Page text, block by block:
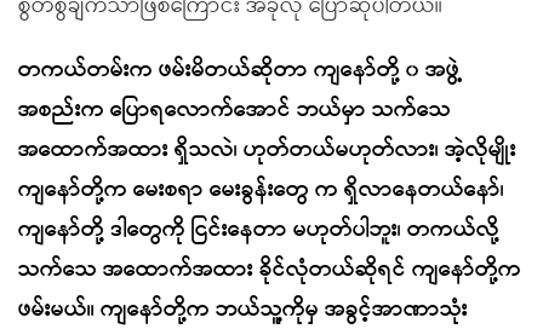
တကယ်တမ်းက ဖမ်းမိတယ်ဆိုတာ ကျနော်တို့ ၀ အဖွဲ့
အစည်းက ပြောရလောက်အောင် ဘယ်မှာ သက်သေ
အထောက်အထား ရှိသလဲ၊ ဟုတ်တယ်မဟုတ်လား၊ အဲ့လိုမျိုး
ကျနော်တို့က မေးစရာ မေးခွန်းတွေ က ရှိလာနေတယ်နော်၊
ကျနော်တို့ ဒါတွေကို ငြင်းနေတာ မဟုတ်ပါဘူး၊ တကယ်လို့
သက်သေ အထောက်အထား ခိုင်လုံတယ်ဆိုရင် ကျနော်တို့က
ဖမ်းမယ်။ ကျနော်တို့က ဘယ်သူ့ကိုမှ အခွင့်အာဏာသုံး